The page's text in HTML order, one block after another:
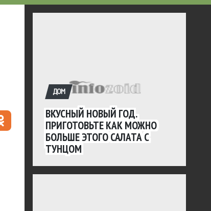
ДОМ
ВКУСНЫЙ НОВЫЙ ГОД.
ПРИГОТОВЬТЕ КАК МОЖНО
БОЛЬШЕ ЭТОГО САЛАТА С
ТУНЦОМ